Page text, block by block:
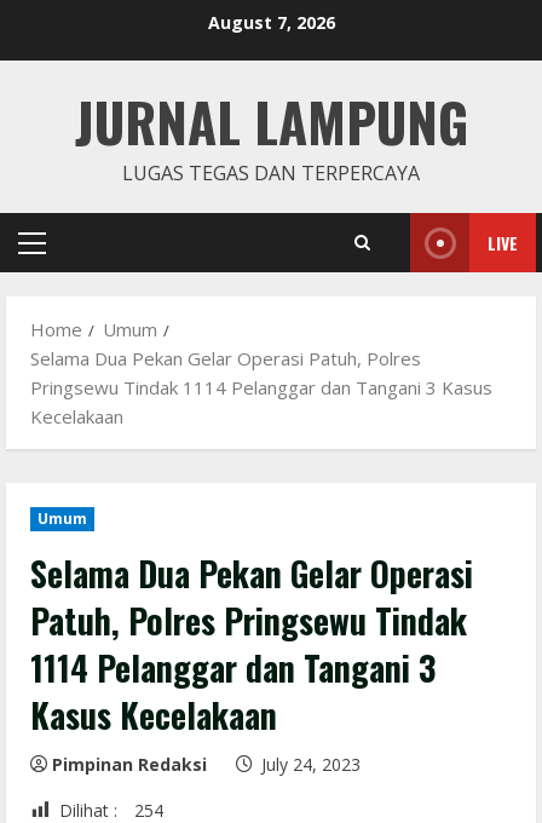
August 7, 2026
JURNAL LAMPUNG
LUGAS TEGAS DAN TERPERCAYA
Primary
LIVE
Home
Umum
Selama Dua Pekan Gelar Operasi Patuh, Polres
Pringsewu Tindak 1114 Pelanggar dan Tangani 3 Kasus
Kecelakaan
Umum
Selama Dua Pekan Gelar Operasi
Patuh, Polres Pringsewu Tindak
1114 Pelanggar dan Tangani 3
Kasus Kecelakaan
Pimpinan Redaksi
July 24, 2023
Dilihat :
254